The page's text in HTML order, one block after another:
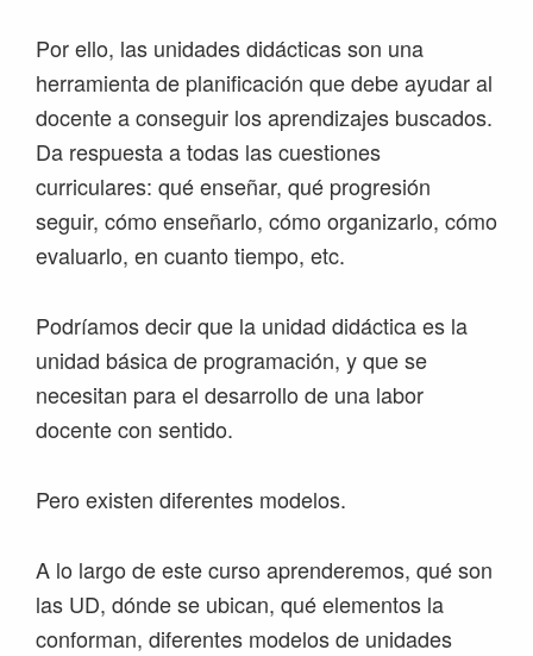
Por ello, las unidades didácticas son una
herramienta de planificación que debe ayudar al
docente a conseguir los aprendizajes buscados.
Da respuesta a todas las cuestiones
curriculares: qué enseñar, qué progresión
seguir, cómo enseñarlo, cómo organizarlo, cómo
evaluarlo, en cuanto tiempo, etc.
Podríamos decir que la unidad didáctica es la
unidad básica de programación, y que se
necesitan para el desarrollo de una labor
docente con sentido.
Pero existen diferentes modelos.
A lo largo de este curso aprenderemos, qué son
las UD, dónde se ubican, qué elementos la
conforman, diferentes modelos de unidades